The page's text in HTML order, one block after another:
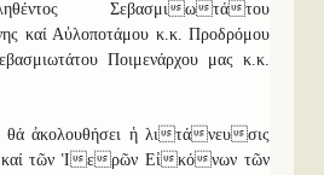
Σεβασμιωτάτου
καί Αὐλοποτάμου κ.κ. Προδρόμου
Ποιμενάρχου μας κ.κ.
θά ἀκολουθήσει ἡ λιτάνευσις
τῶν Ἱερῶν Εἰκόνων τῶν